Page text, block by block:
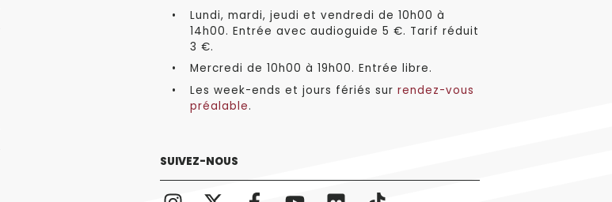
Lundi, mardi, jeudi et vendredi de 10h00 à
14h00. Entrée avec audioguide 5 €. Tarif réduit
3 €.
Mercredi de 10h00 à 19h00. Entrée libre.
Les week-ends et jours fériés sur rendez-vous
préalable.
SUIVEZ-NOUS